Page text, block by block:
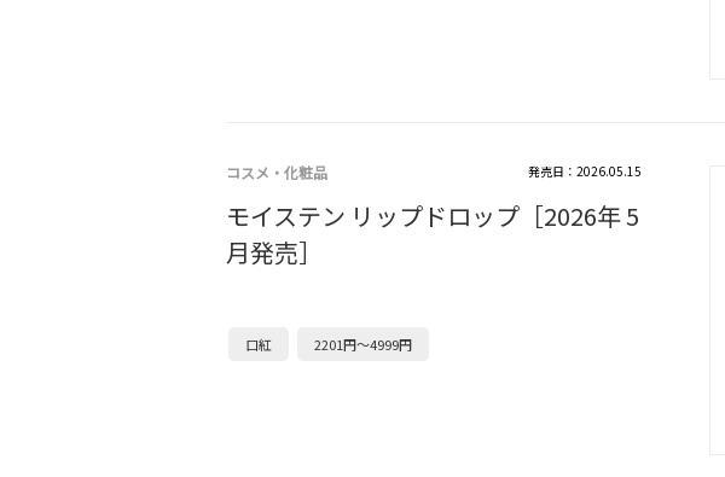
コスメ・化粧品 発売日：2026.05.15
モイステン リップドロップ［2026年 5
月発売］
口紅 2201円～4999円